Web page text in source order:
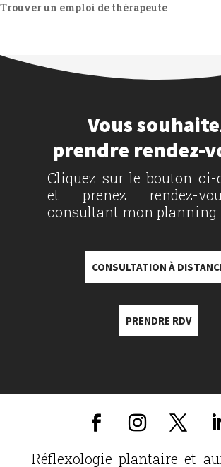
Trouver un emploi de thérapeute
Vous
prendre rendez-
Cliquez sur le bouton ci-
et prenez rendez-
consultant mon planning
CONSULTATION À
PRENDRE RDV
Réflexologie plantaire et